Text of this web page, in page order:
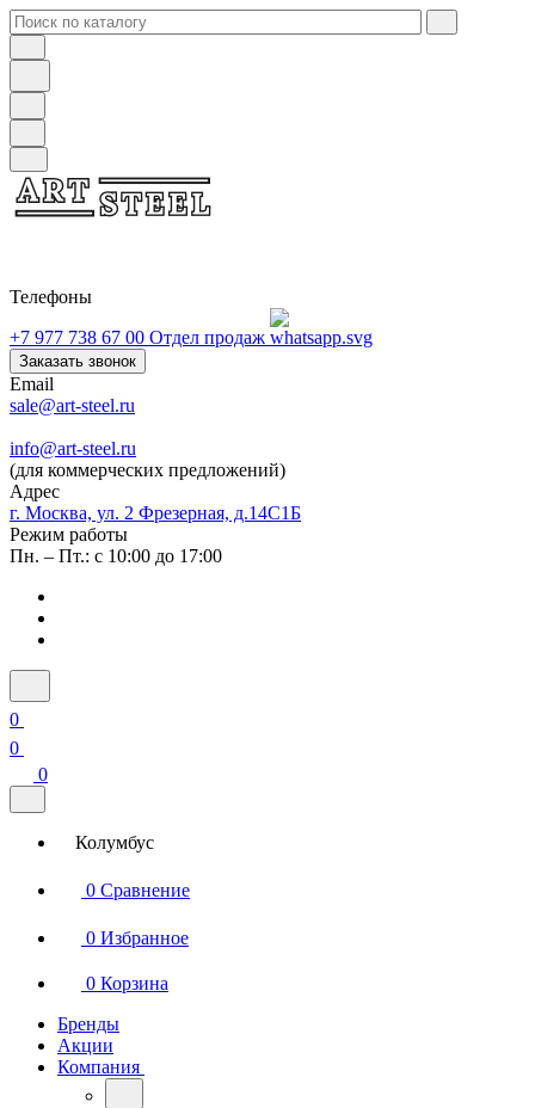
Телефоны
+7 977 738 67 00 Отдел продаж
Заказать звонок
Email
sale@art-steel.ru
info@art-steel.ru
(для коммерческих предложений)
Адрес
г. Москва, ул. 2 Фрезерная, д.14С1Б
Режим работы
Пн. – Пт.: с 10:00 до 17:00
0
0
0
Колумбус
0 Сравнение
0 Избранное
0 Корзина
Бренды
Акции
Компания